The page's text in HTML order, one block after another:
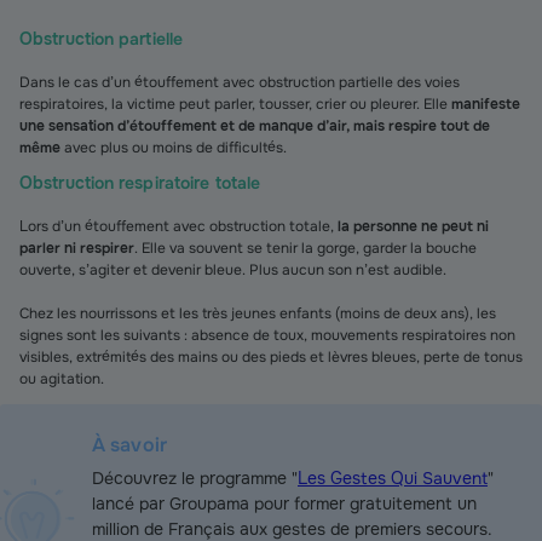
Obstruction partielle
Dans le cas d’un étouffement avec obstruction partielle des voies
respiratoires, la victime peut parler, tousser, crier ou pleurer. Ellemanifeste
une sensation d’étouffement et de manque d’air, mais respire tout de
mêmeavec plus ou moins de difficultés.
Obstruction respiratoire totale
Lors d’un étouffement avec obstruction totale, la personne ne peut ni
parler ni respirer. Elle va souvent se tenir la gorge, garder la bouche
ouverte, s’agiter et devenir bleue. Plus aucun son n’est audible.
Chez les nourrissons et les très jeunes enfants (moins de deux ans), les
signes sont les suivants : absence de toux, mouvements respiratoires non
visibles, extrémités des mains ou des pieds et lèvres bleues, perte de tonus
ou agitation.
À savoir
Découvrez le programme "Les Gestes Qui Sauvent"
lancé par Groupama pour former gratuitement un
million de Français aux gestes de premiers secours.